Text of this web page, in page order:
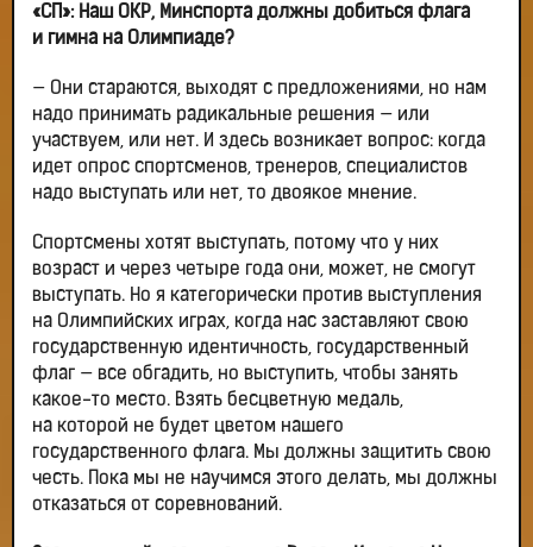
«СП»: Наш ОКР, Минспорта должны добиться флага
и гимна на Олимпиаде?
— Они стараются, выходят с предложениями, но нам
надо принимать радикальные решения — или
участвуем, или нет. И здесь возникает вопрос: когда
идет опрос спортсменов, тренеров, специалистов
надо выступать или нет, то двоякое мнение.
Спортсмены хотят выступать, потому что у них
возраст и через четыре года они, может, не смогут
выступать. Но я категорически против выступления
на Олимпийских играх, когда нас заставляют свою
государственную идентичность, государственный
флаг — все обгадить, но выступить, чтобы занять
какое-то место. Взять бесцветную медаль,
на которой не будет цветом нашего
государственного флага. Мы должны защитить свою
честь. Пока мы не научимся этого делать, мы должны
отказаться от соревнований.